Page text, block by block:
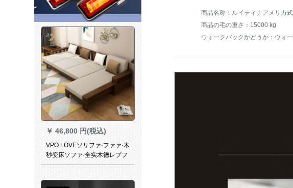
￥ 46,800 円(税込)
VPO LOVEソリファ·ファァ·木
秒变床ソファ·全实木德レプフ
フファ·ファニ·ニィ·グール·プ
商品の毛の重さ：15000 kg